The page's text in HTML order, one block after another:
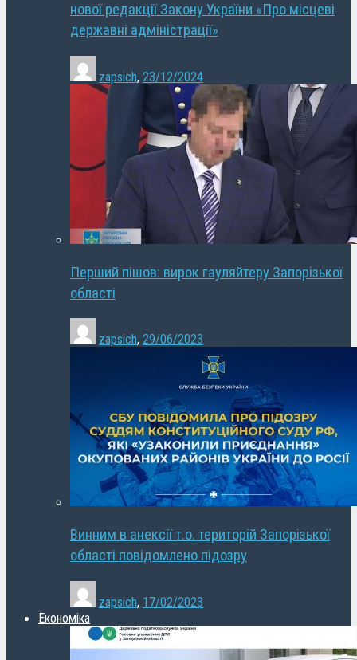
нової редакції Закону України «Про місцеві
державні адміністрації»
zapsich, 23/12/2024
Перший пішов: вирок гауляйтеру Запорізької
області
zapsich, 29/06/2023
Винним в анексії т.о. територій Запорізької
області повідомлено підозру
zapsich, 17/02/2023
Економіка